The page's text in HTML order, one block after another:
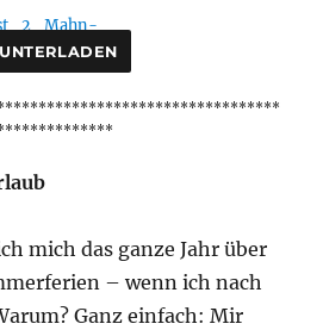
mich das ganze Jahr über
– wenn ich nach
Ganz einfach: Mir